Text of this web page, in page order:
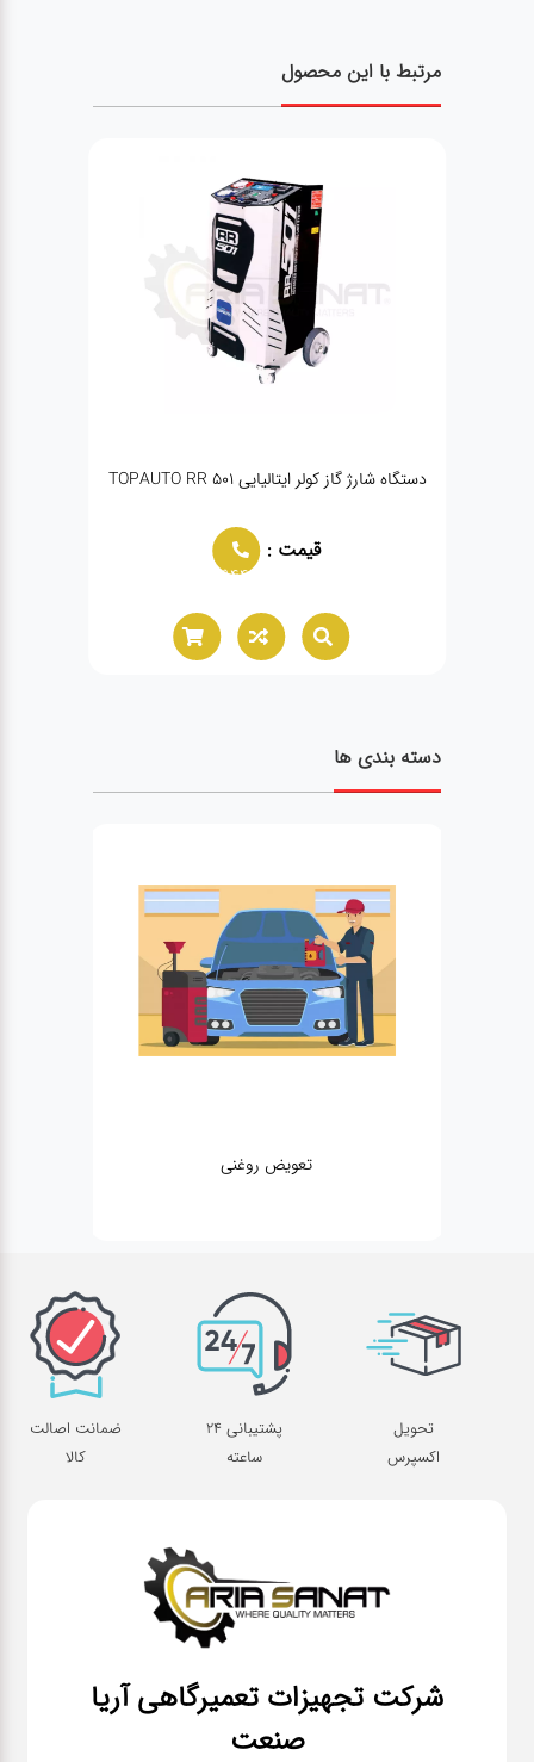
مرتبط با این محصول
دستگاه شارژ گاز کولر ایتالیایی TOPAUTO RR 501
قیمت :
02166021944
دسته بندی ها
تعویض روغنی
تحویل
اکسپرس
پشتیبانی 24
ساعته
ضمانت اصالت
کالا
شرکت تجهیزات تعمیرگاهی آریا
صنعت